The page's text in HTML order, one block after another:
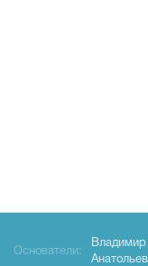
Основатели: